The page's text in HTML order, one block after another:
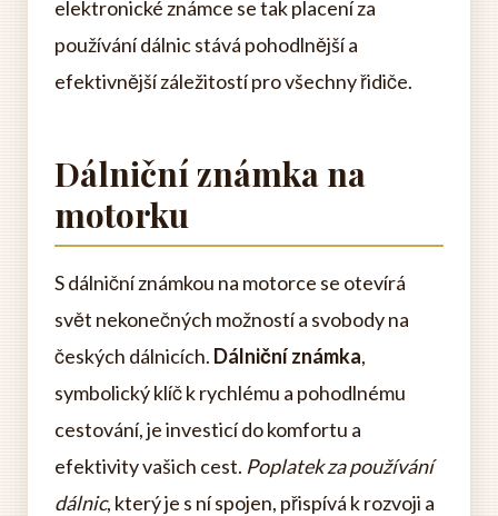
elektronické známce se tak placení za
používání dálnic stává pohodlnější a
efektivnější záležitostí pro všechny řidiče.
Dálniční známka na
motorku
S dálniční známkou na motorce se otevírá
svět nekonečných možností a svobody na
českých dálnicích. Dálniční známka,
symbolický klíč k rychlému a pohodlnému
cestování, je investicí do komfortu a
efektivity vašich cest. Poplatek za používání
dálnic, který je s ní spojen, přispívá k rozvoji a